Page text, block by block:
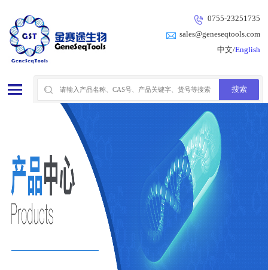
0755-23251735
sales@geneseqtools.com
中文/English